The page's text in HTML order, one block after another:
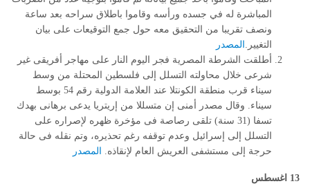
المباشرة له في جسده ورأسه وقاموا باطلاق سراحه بعد ساعة
ونصف تقريبا من التحقيق معه حول جمع التوقيعات على بيان
التغيير. المصدر
أطلقت الشرطة المصرية فجر اليوم النار على مهاجر أفريقى غير
شرعى خلال محاولته التسلل إلى فلسطين المحتلة من وسط
سيناء قرب منطقة الكونتلا عند العلامة الدولية رقم 54 بوسط
سيناء. وقال مصدر أمنى إن متسللا من إريتريا يدعى برهانى بهدك
تسفا (31 سنة) تلقى رصاصة فى مؤخرة ظهره لإصراره على
التسلل إلى إسرائيل وعدم توقفه رغم تحذيره، وتم نقله فى حالة
حرجة إلى مستشفى العريش العام لإنقاذه.
المصدر
13 اغسطس